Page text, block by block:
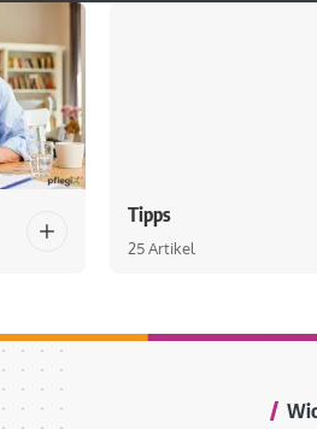
Tipps
25 Artikel